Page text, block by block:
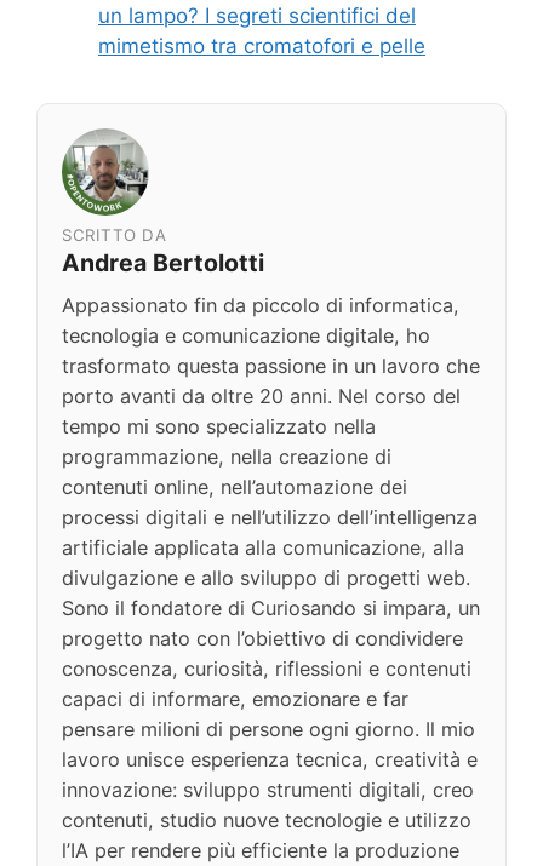
un lampo? I segreti scientifici del
mimetismo tra cromatofori e pelle
SCRITTO DA
Andrea Bertolotti
Appassionato fin da piccolo di informatica,
tecnologia e comunicazione digitale, ho
trasformato questa passione in un lavoro che
porto avanti da oltre 20 anni. Nel corso del
tempo mi sono specializzato nella
programmazione, nella creazione di
contenuti online, nell’automazione dei
processi digitali e nell’utilizzo dell’intelligenza
artificiale applicata alla comunicazione, alla
divulgazione e allo sviluppo di progetti web.
Sono il fondatore di Curiosando si impara, un
progetto nato con l’obiettivo di condividere
conoscenza, curiosità, riflessioni e contenuti
capaci di informare, emozionare e far
pensare milioni di persone ogni giorno. Il mio
lavoro unisce esperienza tecnica, creatività e
innovazione: sviluppo strumenti digitali, creo
contenuti, studio nuove tecnologie e utilizzo
l’IA per rendere più efficiente la produzione